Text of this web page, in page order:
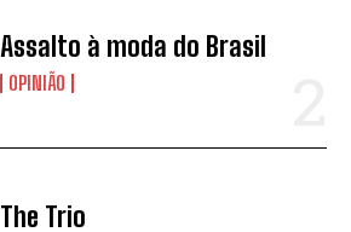
Assalto à moda do Brasil
OPINIÃO
The Trio